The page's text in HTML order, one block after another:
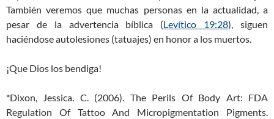
También veremos que muchas personas en la actualidad, a
pesar de la advertencia bíblica (Levítico 19:28), siguen
haciéndose autolesiones (tatuajes) en honor a los muertos.
¡Que Dios los bendiga!
*Dixon, Jessica. C. (2006). The Perils Of Body Art: FDA
Regulation Of Tattoo And Micropigmentation Pigments.